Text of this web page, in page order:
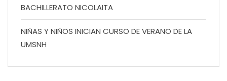
BACHILLERATO NICOLAITA
NIÑAS Y NIÑOS INICIAN CURSO DE VERANO DE LA
UMSNH